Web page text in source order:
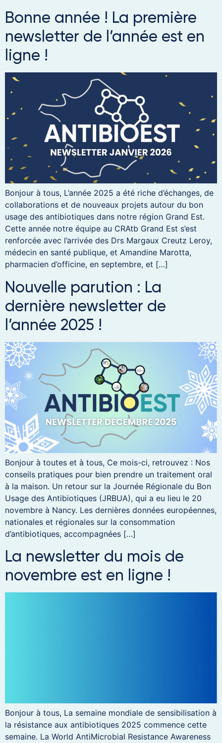
Bonne année ! La première
newsletter de l’année est en
ligne !
Bonjour à tous, L’année 2025 a été riche d’échanges, de
collaborations et de nouveaux projets autour du bon
usage des antibiotiques dans notre région Grand Est.
Cette année notre équipe au CRAtb Grand Est s’est
renforcée avec l’arrivée des Drs Margaux Creutz Leroy,
médecin en santé publique, et Amandine Marotta,
pharmacien d’officine, en septembre, et […]
Nouvelle parution : La
dernière newsletter de
l’année 2025 !
Bonjour à toutes et à tous, Ce mois-ci, retrouvez : Nos
conseils pratiques pour bien prendre un traitement oral
à la maison. Un retour sur la Journée Régionale du Bon
Usage des Antibiotiques (JRBUA), qui a eu lieu le 20
novembre à Nancy. Les dernières données européennes,
nationales et régionales sur la consommation
d’antibiotiques, accompagnées […]
La newsletter du mois de
novembre est en ligne !
Bonjour à tous, La semaine mondiale de sensibilisation à
la résistance aux antibiotiques 2025 commence cette
semaine. La World AntiMicrobial Resistance Awareness